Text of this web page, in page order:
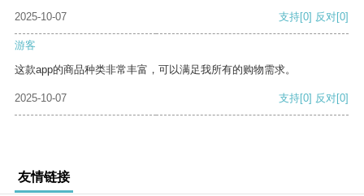
2025-10-07 支持[0] 反对[0]
游客
这款app的商品种类非常丰富，可以满足我所有的购物需求。
2025-10-07 支持[0] 反对[0]
友情链接